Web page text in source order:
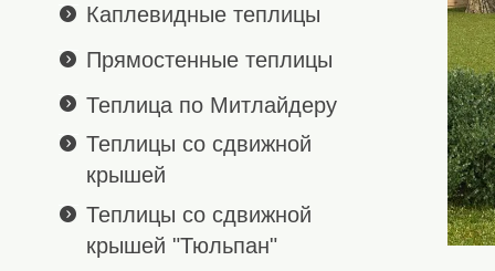
Каплевидные теплицы
Прямостенные теплицы
Теплица по Митлайдеру
Теплицы со сдвижной
крышей
Теплицы со сдвижной
крышей "Тюльпан"